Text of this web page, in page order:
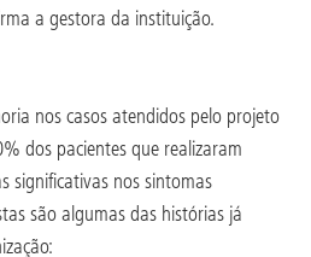
a gestora da instituição.
nos casos atendidos pelo projeto
dos pacientes que realizaram
significativas nos sintomas
são algumas das histórias já